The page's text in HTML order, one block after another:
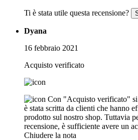
Ti è stata utile questa recensione?
Dyana
16 febbraio 2021
Acquisto verificato
Con "Acquisto verificato" si
è stata scritta da clienti che hanno
prodotto sul nostro shop. Tuttavia
recensione, è sufficiente avere un
Chiudere la nota